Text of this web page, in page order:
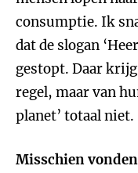
consumptie. Ik
dat de slogan
gestopt. Daar
regel, maar van
planet’ totaal niet.
Misschien